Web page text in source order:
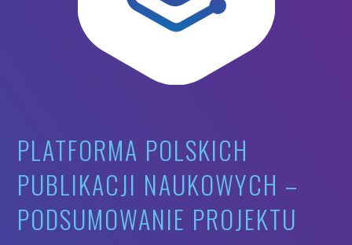
PLATFORMA POLSKICH
PUBLIKACJI NAUKOWYCH –
PODSUMOWANIE PROJEKTU